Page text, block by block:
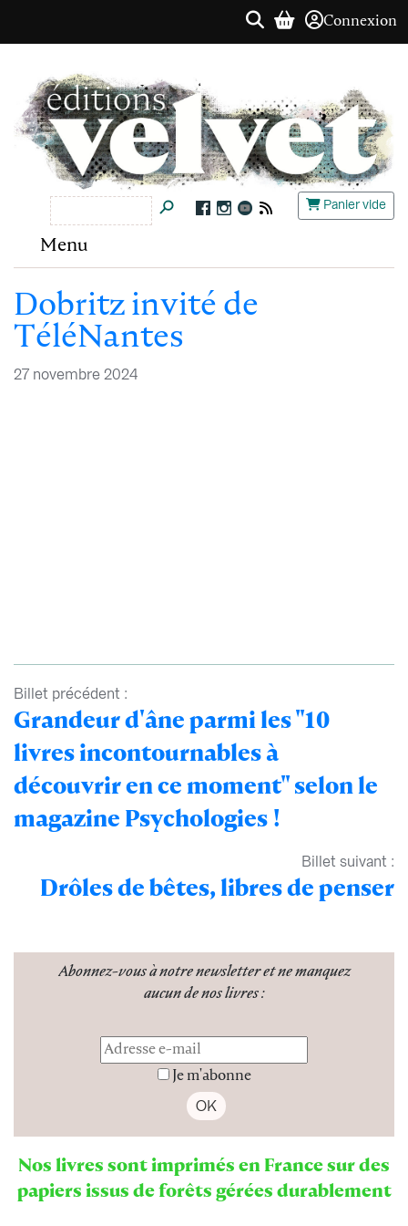
Connexion
Panier vide
Menu
Dobritz invité de
TéléNantes
27 novembre 2024
Billet précédent :
Grandeur d'âne parmi les "10
livres incontournables à
découvrir en ce moment" selon le
magazine Psychologies !
Billet suivant :
Drôles de bêtes, libres de penser
Abonnez-vous à notre newsletteret ne manquez
aucun de nos livres :
Je m'abonne
Nos livres sont imprimés en France sur des
papiers issus de forêts gérées durablement